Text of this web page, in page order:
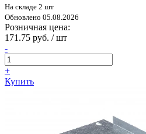
На складе 2 шт
Обновлено 05.08.2026
Розничная цена:
171.75 руб. / шт
-
+
Купить